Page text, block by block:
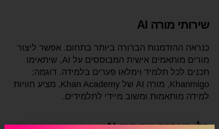
שירותי מורה AI
כנראה ההזדמנות הברורה ביותר בתחום. אפשר ליצור
מורים מותאמים אישית המבוססים על AI, שיתאימו
תכנים לכל תלמיד וימלאו פערים בלמידה. דוגמה:
Khanmigo, מורה AI של Khan Academy, מציע חוויות
למידה מותאמות ומשוב מיידי לתלמידים.